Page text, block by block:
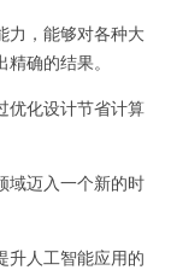
，能够对各种大
确的结果。
化设计节省计算
迈入一个新的时
人工智能应用的